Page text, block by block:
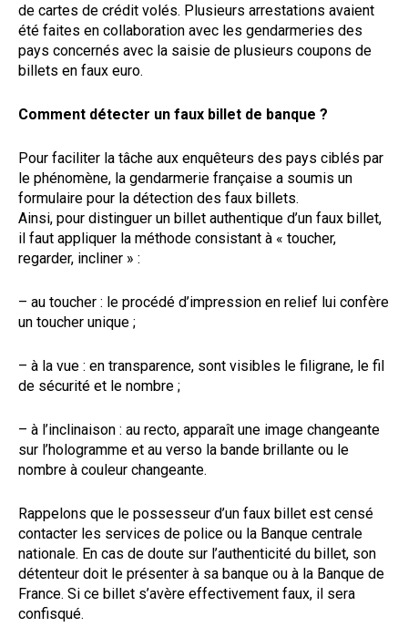
de cartes de crédit volés. Plusieurs arrestations avaient
été faites en collaboration avec les gendarmeries des
pays concernés avec la saisie de plusieurs coupons de
billets en faux euro.
Comment détecter un faux billet de banque ?
Pour faciliter la tâche aux enquêteurs des pays ciblés par
le phénomène, la gendarmerie française a soumis un
formulaire pour la détection des faux billets.
Ainsi, pour distinguer un billet authentique d’un faux billet,
il faut appliquer la méthode consistant à « toucher,
regarder, incliner » :
– au toucher : le procédé d’impression en relief lui confère
un toucher unique ;
– à la vue : en transparence, sont visibles le filigrane, le fil
de sécurité et le nombre ;
– à l’inclinaison : au recto, apparaît une image changeante
sur l’hologramme et au verso la bande brillante ou le
nombre à couleur changeante.
Rappelons que le possesseur d’un faux billet est censé
contacter les services de police ou la Banque centrale
nationale. En cas de doute sur l’authenticité du billet, son
détenteur doit le présenter à sa banque ou à la Banque de
France. Si ce billet s’avère effectivement faux, il sera
confisqué.